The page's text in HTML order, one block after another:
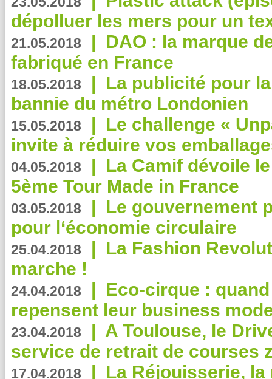
dépolluer les mers pour un
21.05.2018 | DAO : la marque
fabriqué en France
18.05.2018 | La publicité pour
bannie du métro Londonien
15.05.2018 | Le challenge «
invite à réduire vos
04.05.2018 | La Camif dévoile
5ème Tour Made in France
03.05.2018 | Le gouvernement
pour l‘économie circulaire
25.04.2018 | La Fashion
marche !
24.04.2018 | Eco-cirque :
repensent leur business
23.04.2018 | A Toulouse, le
service de retrait de courses
17.04.2018 | La Réjouisserie,